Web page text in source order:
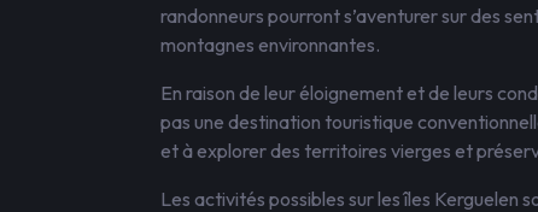
randonneurs pourront s’aventurer sur des
montagnes environnantes.
En raison de leur éloignement et de leurs
pas une destination touristique
et à explorer des territoires vierges et
Les activités possibles sur les îles Kerguelen